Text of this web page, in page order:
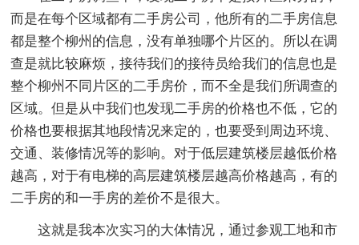
而是在每个区域都有二手房公司，他所有的二手房信息
都是整个柳州的信息，没有单独哪个片区的。所以在调
查是就比较麻烦，接待我们的接待员给我们的信息也是
整个柳州不同片区的二手房价，而不全是我们所调查的
区域。但是从中我们也发现二手房的价格也不低，它的
价格也要根据其地段情况来定的，也要受到周边环境、
交通、装修情况等的影响。对于低层建筑楼层越低价格
越高，对于有电梯的高层建筑楼层越高价格越高，有的
二手房的和一手房的差价不是很大。
这就是我本次实习的大体情况，通过参观工地和市